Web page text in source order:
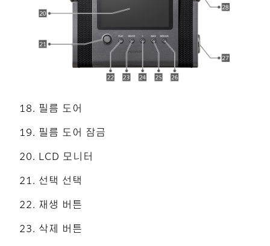
필름 도어
필름 도어 잠금
LCD 모니터
선택 선택
재생 버튼
삭제 버튼